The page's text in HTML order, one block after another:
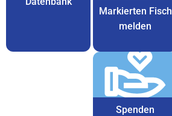
Markierten Fisch
melden
Spenden